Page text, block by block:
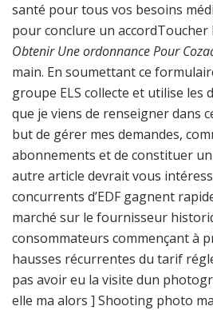
santé pour tous vos besoins
pour conclure un accordToucher
Obtenir Une ordonnance Pour
main. En soumettant ce
groupe ELS collecte et utilise les
que je viens de renseigner dans
but de gérer mes demandes,
abonnements et de constituer
autre article devrait vous
concurrents d’EDF gagnent
marché sur le fournisseur
consommateurs commençant à
hausses récurrentes du tarif
pas avoir eu la visite dun
elle ma alors ] Shooting photo